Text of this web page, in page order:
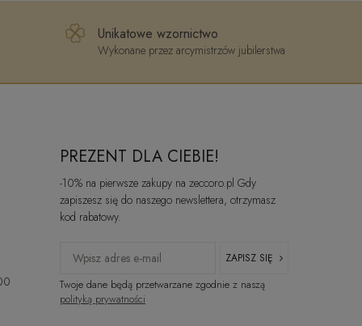
Unikatowe wzornictwo
Wykonane przez arcymistrzów jubilerstwa
PREZENT DLA CIEBIE!
-10% na pierwsze zakupy na zeccoro.pl Gdy
zapiszesz się do naszego newslettera, otrzymasz
kod rabatowy.
ZAPISZ SIĘ
Twoje dane będą przetwarzane zgodnie z naszą
polityką prywatności